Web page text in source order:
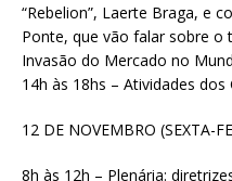
“Rebelion”, Laerte Braga, e
Ponte, que vão falar sobre o
Invasão do Mercado no
14h às 18hs – Atividades
12 DE NOVEMBRO (SEXTA-
8h às 12h – Plenária: